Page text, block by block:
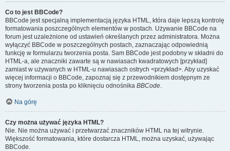
Co to jest BBCode?
BBCode jest specjalną implementacją języka HTML, która daje lepszą kontrolę
formatowania poszczególnych elementów w postach. Używanie BBCode na
forum jest uzależnione od ustawień określanych przez administratora. Można
wyłączyć BBCode w poszczególnych postach, zaznaczając odpowiednią
funkcję w formularzu tworzenia posta. Sam BBCode jest podobny w składni do
HTML-a, ale znaczniki zawarte są w nawiasach kwadratowych [przykład]
zamiast w używanych w HTML-u nawiasach ostrych <przykład>. Aby uzyskać
więcej informacji o BBCode, zapoznaj się z przewodnikiem dostępnym ze
strony tworzenia posta po kliknięciu odnośnika BBCode.
Na górę
Czy można używać języka HTML?
Nie. Nie można używać i przetwarzać znaczników HTML na tej witrynie.
Większość formatowania, które dostarcza HTML, można uzyskać, używając
BBCode.